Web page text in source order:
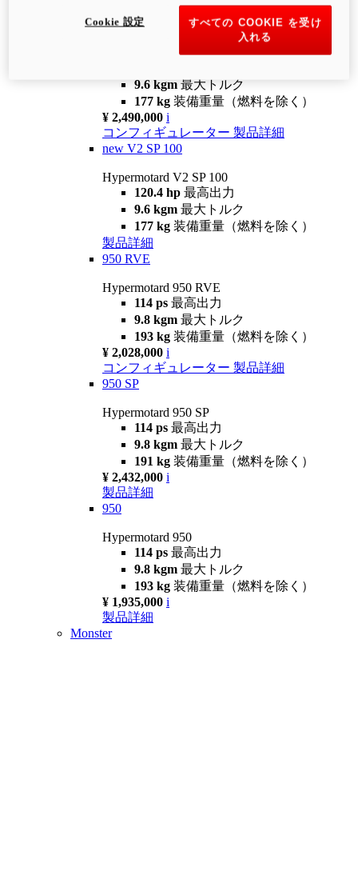
コンフィギュレーター 製品詳細
newV2 SP
Hypermotard V2 SP
9.6 kgm 最大トルク
177 kg 装備重量（燃料を除く）
¥ 2,490,000 i
コンフィギュレーター 製品詳細
new V2 SP 100
Hypermotard V2 SP 100
120.4 hp 最高出力
9.6 kgm 最大トルク
177 kg 装備重量（燃料を除く）
製品詳細
950 RVE
Hypermotard 950 RVE
114 ps 最高出力
9.8 kgm 最大トルク
193 kg 装備重量（燃料を除く）
¥ 2,028,000 i
コンフィギュレーター 製品詳細
950 SP
Hypermotard 950 SP
114 ps 最高出力
9.8 kgm 最大トルク
191 kg 装備重量（燃料を除く）
¥ 2,432,000 i
製品詳細
950
Hypermotard 950
114 ps 最高出力
9.8 kgm 最大トルク
193 kg 装備重量（燃料を除く）
¥ 1,935,000 i
製品詳細
Monster
すべての COOKIE を受け
入れる
Cookie 設定